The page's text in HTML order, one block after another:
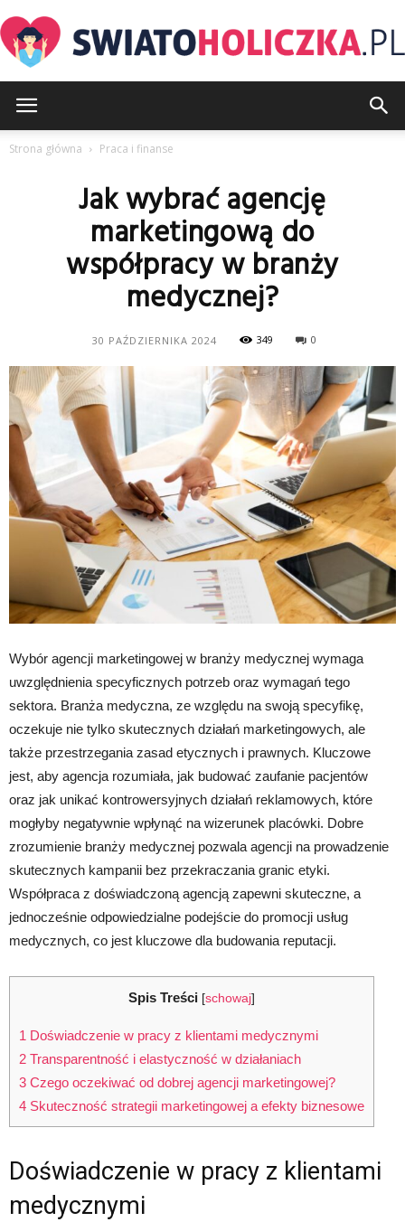
Strona główna Praca i finanse
Jak wybrać agencję
marketingową do
współpracy w branży
medycznej?
30 PAŹDZIERNIKA 2024 349 0
Wybór agencji marketingowej w branży medycznej wymaga
uwzględnienia specyficznych potrzeb oraz wymagań tego
sektora. Branża medyczna, ze względu na swoją specyfikę,
oczekuje nie tylko skutecznych działań marketingowych, ale
także przestrzegania zasad etycznych i prawnych. Kluczowe
jest, aby agencja rozumiała, jak budować zaufanie pacjentów
oraz jak unikać kontrowersyjnych działań reklamowych, które
mogłyby negatywnie wpłynąć na wizerunek placówki. Dobre
zrozumienie branży medycznej pozwala agencji na prowadzenie
skutecznych kampanii bez przekraczania granic etyki.
Współpraca z doświadczoną agencją zapewni skuteczne, a
jednocześnie odpowiedzialne podejście do promocji usług
medycznych, co jest kluczowe dla budowania reputacji.
Spis Treści [schowaj]
1 Doświadczenie w pracy z klientami medycznymi
2 Transparentność i elastyczność w działaniach
3 Czego oczekiwać od dobrej agencji marketingowej?
4 Skuteczność strategii marketingowej a efekty biznesowe
Doświadczenie w pracy z klientami
medycznymi